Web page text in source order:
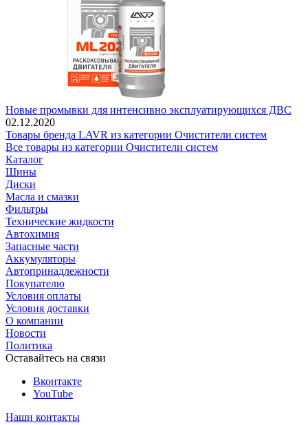
Новые промывки для интенсивно эксплуатирующихся ДВС
02.12.2020
Товары бренда LAVR из категории Очистители систем
Все товары из категории Очистители систем
Каталог
Шины
Диски
Масла и смазки
Фильтры
Технические жидкости
Автохимия
Запасные части
Аккумуляторы
Автопринадлежности
Покупателю
Условия оплаты
Условия доставки
О компании
Новости
Политика
Оставайтесь на связи
Вконтакте
YouTube
Наши контакты